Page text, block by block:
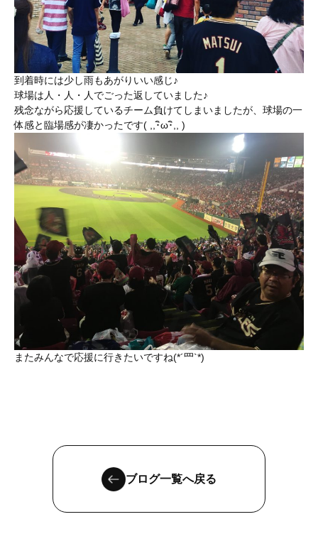
到着時には少し雨もあがりいい感じ♪
球場は人・人・人でごった返していました♪
残念ながら応援しているチーム負けてしまいましたが、球場の一
体感と臨場感が凄かったです( ,,･ิω･ิ,, )
またみんなで応援に行きたいですね(*´罒`*)
ブログ一覧へ戻る